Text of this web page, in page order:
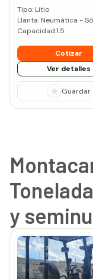
Tipo: Litio
Llanta: Neumática -
Capacidad:1.5
Cotizar
Ver detalles
Guardar
y